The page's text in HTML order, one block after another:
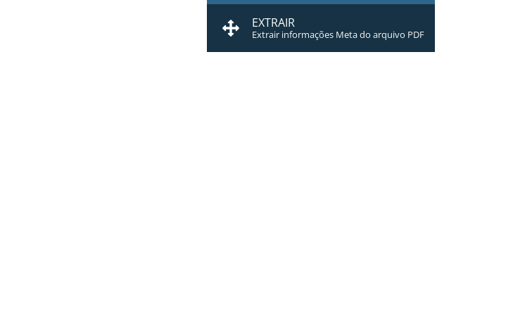
EXTRAIR
Extrair informações Meta do arquivo PDF